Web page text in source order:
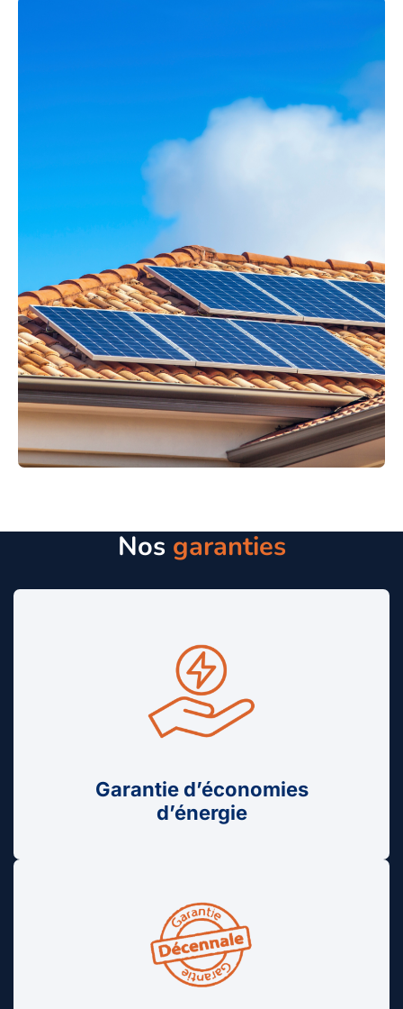
Nos garanties
Garantie d’économies
d’énergie